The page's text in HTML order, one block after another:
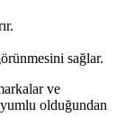
sağlar.
ve
olduğundan